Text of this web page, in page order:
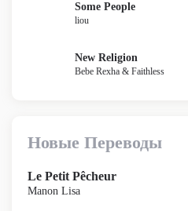
Some People
liou
New Religion
Bebe Rexha & Faithless
Новые Переводы
Le Petit Pêcheur
Manon Lisa